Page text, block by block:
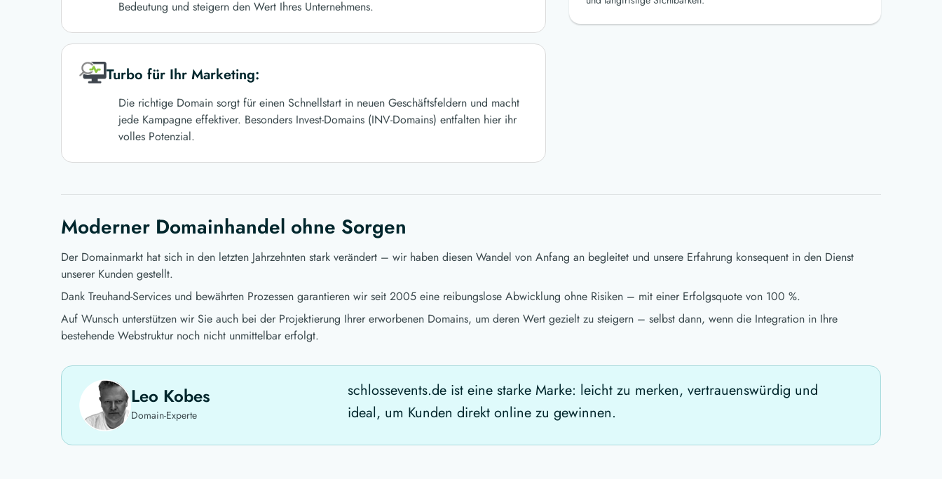
Bedeutung und steigern den Wert Ihres Unternehmens.
Turbo für Ihr Marketing:
Die richtige Domain sorgt für einen Schnellstart in neuen Geschäftsfeldern und macht
jede Kampagne effektiver. Besonders Invest-Domains (INV-Domains) entfalten hier ihr
volles Potenzial.
Moderner Domainhandel ohne Sorgen
Der Domainmarkt hat sich in den letzten Jahrzehnten stark verändert – wir haben diesen Wandel von Anfang an begleitet und unsere Erfahrung konsequent in den Dienst
unserer Kunden gestellt.
Dank Treuhand-Services und bewährten Prozessen garantieren wir seit 2005 eine reibungslose Abwicklung ohne Risiken – mit einer Erfolgsquote von 100 %.
Auf Wunsch unterstützen wir Sie auch bei der Projektierung Ihrer erworbenen Domains, um deren Wert gezielt zu steigern – selbst dann, wenn die Integration in Ihre
bestehende Webstruktur noch nicht unmittelbar erfolgt.
Leo Kobes
Domain-Experte
schlossevents.de ist eine starke Marke: leicht zu merken, vertrauenswürdig und
ideal, um Kunden direkt online zu gewinnen.